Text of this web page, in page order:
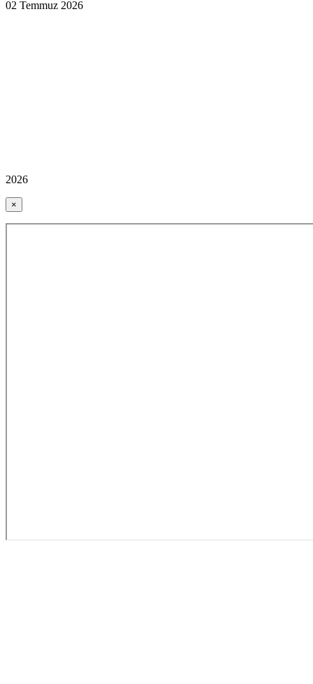
02 Temmuz 2026
2026
×